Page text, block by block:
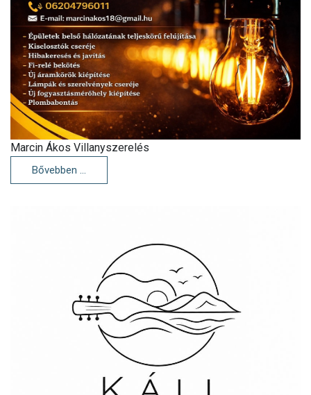
Marcin Ákos Villanyszerelés
Bővebben …